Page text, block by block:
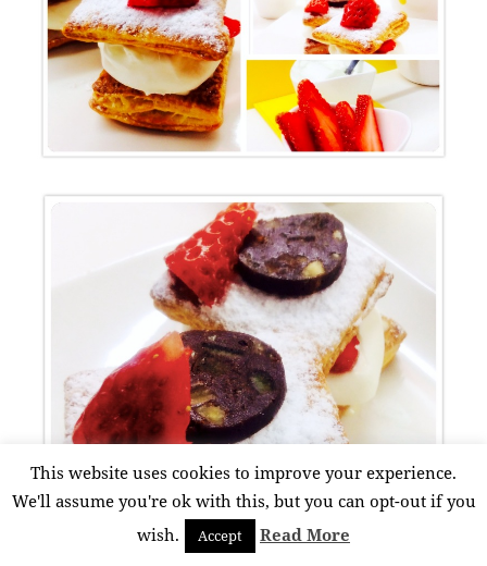
This website uses cookies to improve your experience.
We'll assume you're ok with this, but you can opt-out if you
wish.
Accept Read More